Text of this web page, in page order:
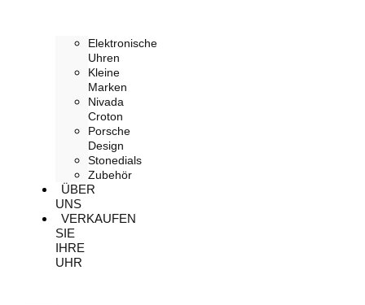
Elektronische
Uhren
Kleine
Marken
Nivada
Croton
Porsche
Design
Stonedials
Zubehör
ÜBER
UNS
VERKAUFEN
SIE
IHRE
UHR